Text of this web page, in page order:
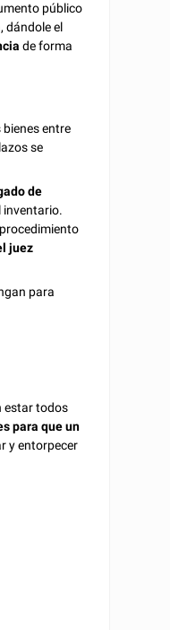
público
, dándole el
de forma
entre
se
de
inventario.
juez
para
estar todos
para que un
y entorpecer